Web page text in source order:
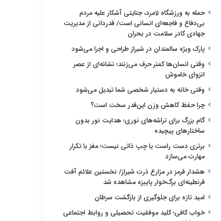
حمله به ورزشگاه لامرد، جنایتی آشکار علیه مردم
بی‌دفاع و فاجعه‌ای انسانی است/ قدردانی از مدیریت
جهادی کادر سلامت در بحران
پارک ویژه سالمندان در شیراز طراحی و اجرا می‌شود
وقتی انسان‌ها کمتر حرف می‌زنند؛ نشانه‌ای از عصر
انزوای خاموش
وقتی خانه به دستیار شخصی شما تبدیل می‌شود
چرا حفظ کاهش وزن این‌قدر سخت است؟
گام بزرگ برای تراشه‌های نوری؛ هدایت نور بدون
ساختارهای پیچیده
برتری دست راست یا چپ ذاتی نیست؛ مغز با تکرار
مهارت می‌سازد
هشدار قرمز در مزارع ذرت شیراز/ نخستین علائم آفت
قرنطینه‌ای برگ‌خوار پاییزه مشاهده شد
امید تازه برای جلوگیری از بازگشت سرطان
خواب کافی؛ کلید موفقیت تحصیلی و روابط اجتماعی